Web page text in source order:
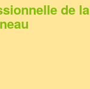
de la